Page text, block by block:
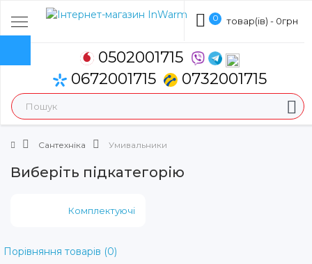
0 товар(ів) - 0грн
0502001715
0672001715
0732001715
Сантехніка Умивальники
Виберіть підкатегорію
Комплектуючі
Порівняння товарів (0)